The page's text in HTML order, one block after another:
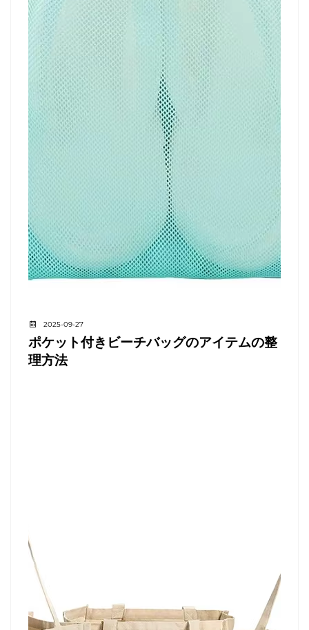
2025-09-27
ポケット付きビーチバッグのアイテムの整
理方法